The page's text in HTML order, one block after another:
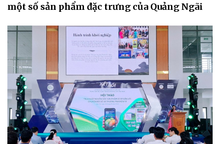
một số sản phẩm đặc trưng của Quảng Ngãi